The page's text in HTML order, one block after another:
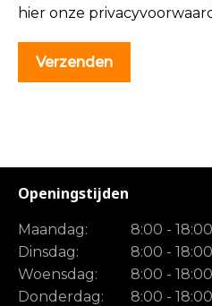
hier onze
Openingstijden
Maandag:
8:00 - 18:00
Dinsdag:
8:00 - 18:00
Woensdag:
8:00 - 18:00
Donderdag:
8:00 - 18:00